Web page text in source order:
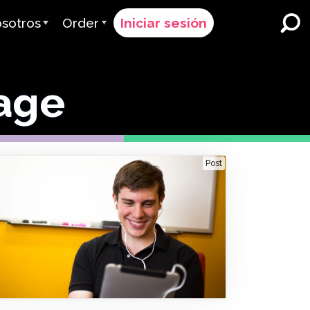
ClassLink
Ellevation
de Inglés
Educación Superior
Lugares de trabajo
& Cumplimiento
Order
Contactar Soporte
Iniciar sesión
Post